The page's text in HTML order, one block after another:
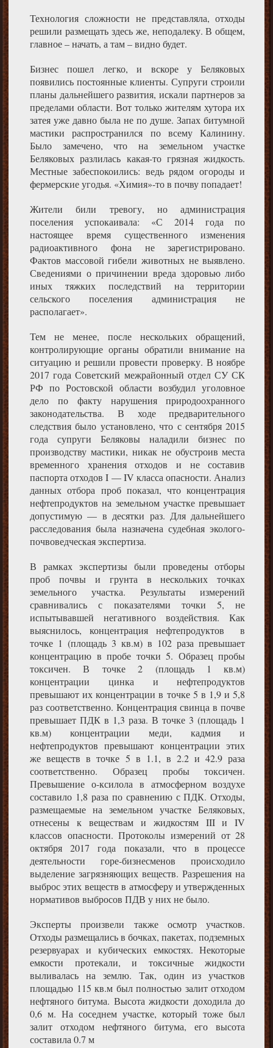
Технология сложности не представляла, отходы
решили размещать здесь же, неподалеку. В общем,
главное – начать, а там – видно будет.
Бизнес пошел легко, и вскоре у Беляковых
появились постоянные клиенты. Супруги строили
планы дальнейшего развития, искали партнеров за
пределами области. Вот только жителям хутора их
затея уже давно была не по душе. Запах битумной
мастики распространился по всему Калинину.
Было замечено, что на земельном участке
Беляковых разлилась какая-то грязная жидкость.
Местные забеспокоились: ведь рядом огороды и
фермерские угодья. «Химия»-то в почву попадает!
Жители били тревогу, но администрация
поселения успокаивала: «С 2014 года по
настоящее время существенного изменения
радиоактивного фона не зарегистрировано.
Фактов массовой гибели животных не выявлено.
Сведениями о причинении вреда здоровью либо
иных тяжких последствий на территории
сельского поселения администрация не
располагает».
Тем не менее, после нескольких обращений,
контролирующие органы обратили внимание на
ситуацию и решили провести проверку. В ноябре
2017 года Советский межрайонный отдел СУ СК
РФ по Ростовской области возбудил уголовное
дело по факту нарушения природоохранного
законодательства. В ходе предварительного
следствия было установлено, что с сентября 2015
года супруги Беляковы наладили бизнес по
производству мастики, никак не обустроив места
временного хранения отходов и не составив
паспорта отходов I — IV класса опасности. Анализ
данных отбора проб показал, что концентрация
нефтепродуктов на земельном участке превышает
допустимую — в десятки раз. Для дальнейшего
расследования была назначена судебная эколого-
почвоведческая экспертиза.
В рамках экспертизы были проведены отборы
проб почвы и грунта в нескольких точках
земельного участка. Результаты измерений
сравнивались с показателями точки 5, не
испытывавшей негативного воздействия. Как
выяснилось, концентрация нефтепродуктов в
точке 1 (площадь 3 кв.м) в 102 раза превышает
концентрацию в пробе точки 5. Образец пробы
токсичен. В точке 2 (площадь 1 кв.м)
концентрации цинка и нефтепродуктов
превышают их концентрации в точке 5 в 1,9 и 5,8
раз соответственно. Концентрация свинца в почве
превышает ПДК в 1,3 раза. В точке 3 (площадь 1
кв.м) концентрации меди, кадмия и
нефтепродуктов превышают концентрации этих
же веществ в точке 5 в 1.1, в 2.2 и 42.9 раза
соответственно. Образец пробы токсичен.
Превышение о-ксилола в атмосферном воздухе
составило 1,8 раза по сравнению с ПДК. Отходы,
размещаемые на земельном участке Беляковых,
отнесены к веществам и жидкостям III и IV
классов опасности. Протоколы измерений от 28
октября 2017 года показали, что в процессе
деятельности горе-бизнесменов происходило
выделение загрязняющих веществ. Разрешения на
выброс этих веществ в атмосферу и утвержденных
нормативов выбросов ПДВ у них не было.
Эксперты произвели также осмотр участков.
Отходы размещались в бочках, пакетах, подземных
резервуарах и кубических емкостях. Некоторые
емкости протекали, и токсичные жидкости
выливалась на землю. Так, один из участков
площадью 115 кв.м был полностью залит отходом
нефтяного битума. Высота жидкости доходила до
0,6 м. На соседнем участке, который тоже был
залит отходом нефтяного битума, его высота
составила 0.7 м